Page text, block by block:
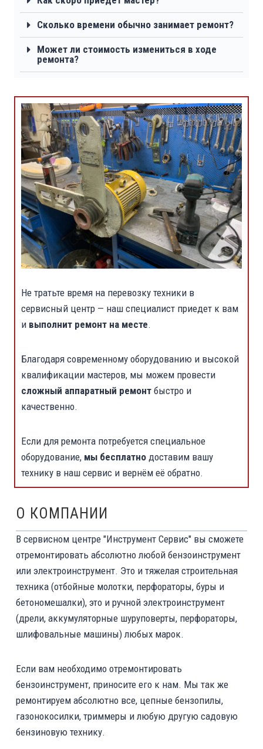
Сколько времени обычно занимает ремонт?
Может ли стоимость измениться в ходе
ремонта?
Не тратьте время на перевозку техники в
сервисный центр — наш специалист приедет к вам
и выполнит ремонт на месте.
Благодаря современному оборудованию и высокой
квалификации мастеров, мы можем провести
сложный аппаратный ремонт быстро и
качественно.
Если для ремонта потребуется специальное
оборудование, мы бесплатно доставим вашу
технику в наш сервис и вернём её обратно.
О КОМПАНИИ
В сервисном центре "Инструмент Сервис" вы сможете
отремонтировать абсолютно любой бензоинструмент
или электроинструмент. Это и тяжелая строительная
техника (отбойные молотки, перфораторы, буры и
бетономешалки), это и ручной электроинструмент
(дрели, аккумуляторные шуруповерты, перфораторы,
шлифовальные машины) любых марок.
Если вам необходимо отремонтировать
бензоинструмент, приносите его к нам. Мы так же
ремонтируем абсолютно все, цепные бензопилы,
газонокосилки, триммеры и любую другую садовую
бензиновую технику.